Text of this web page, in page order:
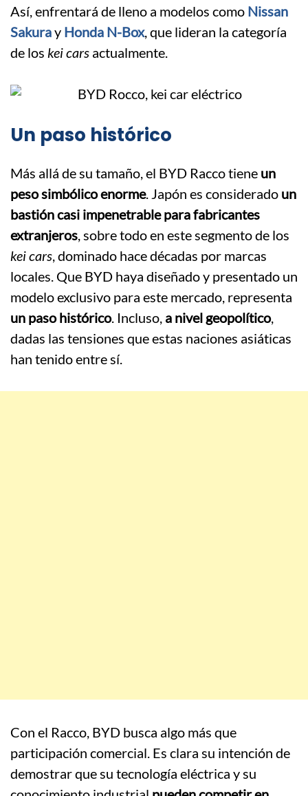
Así, enfrentará de lleno a modelos como Nissan
Sakuray Honda N-Box, que lideran la categoría
de los kei cars actualmente.
Un paso histórico
Más allá de su tamaño, el BYD Racco tiene un
peso simbólico enorme. Japón es considerado un
bastión casi impenetrable para fabricantes
extranjeros, sobre todo en este segmento de los
kei cars, dominado hace décadas por marcas
locales. Que BYD haya diseñado y presentado un
modelo exclusivo para este mercado, representa
un paso histórico. Incluso, a nivel geopolítico,
dadas las tensiones que estas naciones asiáticas
han tenido entre sí.
Con el Racco, BYD busca algo más que
participación comercial. Es clara su intención de
demostrar que su tecnología eléctrica y su